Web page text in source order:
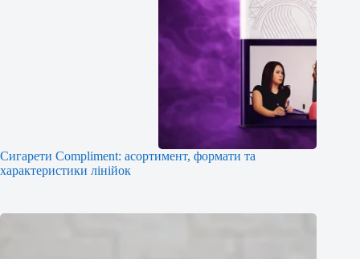
Сигарети Compliment: асортимент, формати та
характеристики лінійок